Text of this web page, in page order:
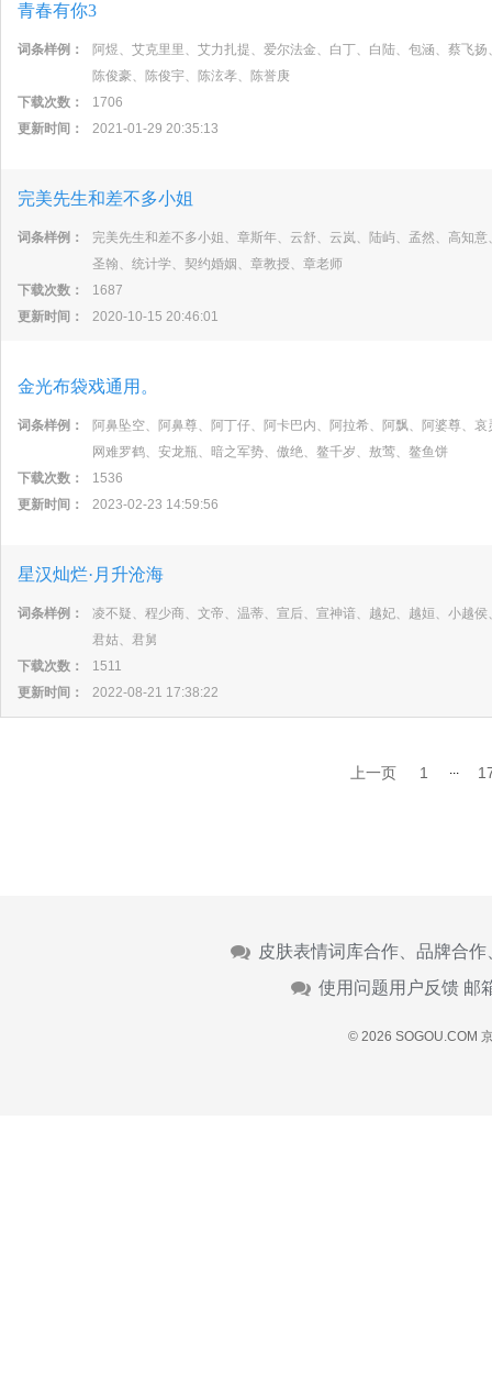
青春有你3
词条样例：
阿煜、艾克里里、艾力扎提、爱尔法金、白丁、白陆、包涵、蔡飞
陈俊豪、陈俊宇、陈泫孝、陈誉庚
下载次数：
1706
更新时间：
2021-01-29 20:35:13
完美先生和差不多小姐
词条样例：
完美先生和差不多小姐、章斯年、云舒、云岚、陆屿、孟然、高知
圣翰、统计学、契约婚姻、章教授、章老师
下载次数：
1687
更新时间：
2020-10-15 20:46:01
金光布袋戏通用。
词条样例：
阿鼻坠空、阿鼻尊、阿丁仔、阿卡巴内、阿拉希、阿飘、阿婆尊、
网难罗鹤、安龙瓶、暗之军势、傲绝、鳌千岁、敖莺、鳌鱼饼
下载次数：
1536
更新时间：
2023-02-23 14:59:56
星汉灿烂·月升沧海
词条样例：
凌不疑、程少商、文帝、温蒂、宣后、宣神谙、越妃、越姮、小越
君姑、君舅
下载次数：
1511
更新时间：
2022-08-21 17:38:22
上一页 1 ...
皮肤表情词库合作、品牌合
使用问题用户反馈 邮
© 2026 SOGOU.COM